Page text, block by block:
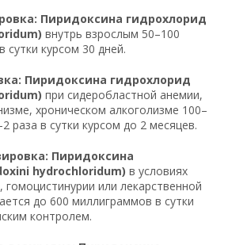
Пиридоксина гидрохлорид
внутрь взрослым 50–100
курсом 30 дней.
Пиридоксина гидрохлорид
при сидеробластной анемии,
хроническом алкоголизме 100–
раза в сутки курсом до 2 месяцев.
Пиридоксина
hydrochloridum) в условиях
или лекарственной
до 600 миллиграммов в сутки
контролем.